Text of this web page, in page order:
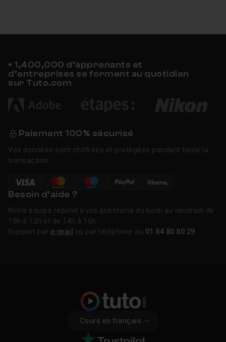
+ 1,400,000 d’apprenants et
d’entreprises se forment au quotidien
sur Tuto.com
Paiement 100% sécurisé
Vos données sont chiffrées et protégées pendant toute la
transaction.
Besoin d’aide ?
Notre équipe répond à vos questions du lundi au vendredi de
10h à 12h et de 14h à 16h.
Support par e-mail ou par téléphone au 01 84 80 80 29
Cours en français